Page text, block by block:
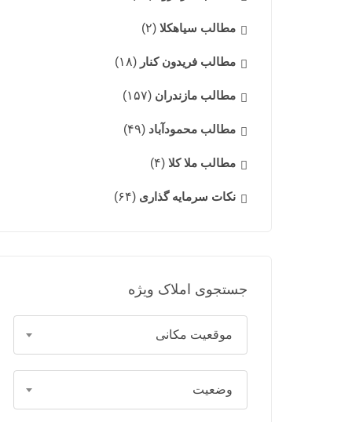
مطالب سیاهکلا (۲)
مطالب فریدون کنار (۱۸)
مطالب مازندران (۱۵۷)
مطالب محمودآباد (۴۹)
مطالب ملا کلا (۴)
نکات سرمایه گذاری (۶۴)
جستجوی املاک ویژه
موقعیت مکانی
وضعیت